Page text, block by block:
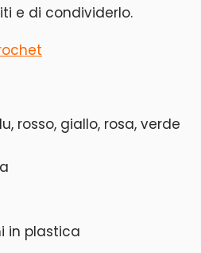
e di condividerlo.
rosso, giallo, rosa, verde
in plastica